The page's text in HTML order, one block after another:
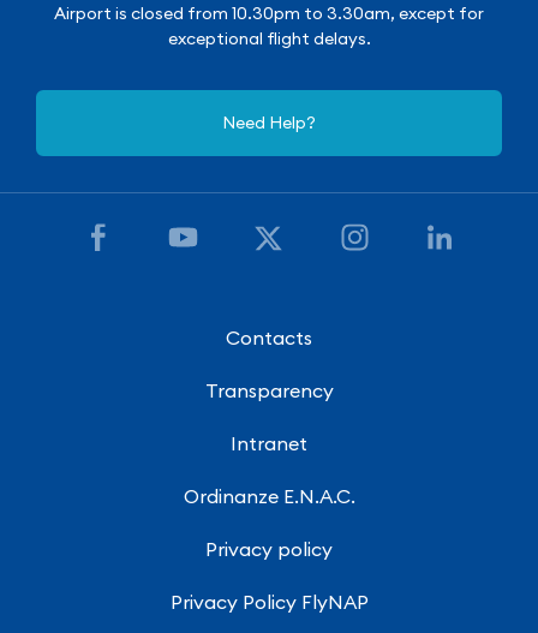
Airport is closed from 10.30pm to 3.30am, except for
exceptional flight delays.
Need Help?
Contacts
Transparency
Intranet
Ordinanze E.N.A.C.
Privacy policy
Privacy Policy FlyNAP